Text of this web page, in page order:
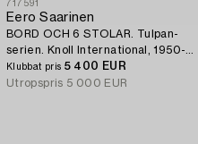
717591
Eero Saarinen
BORD OCH 6 STOLAR. Tulpan-
serien. Knoll International, 1950-
tal.
Klubbat pris 5 400 EUR
Utropspris 5 000 EUR